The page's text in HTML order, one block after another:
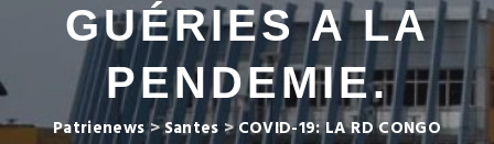
GUÉRIES A LA
PENDEMIE.
Patrienews>Santes >COVID-19: LA RD CONGO